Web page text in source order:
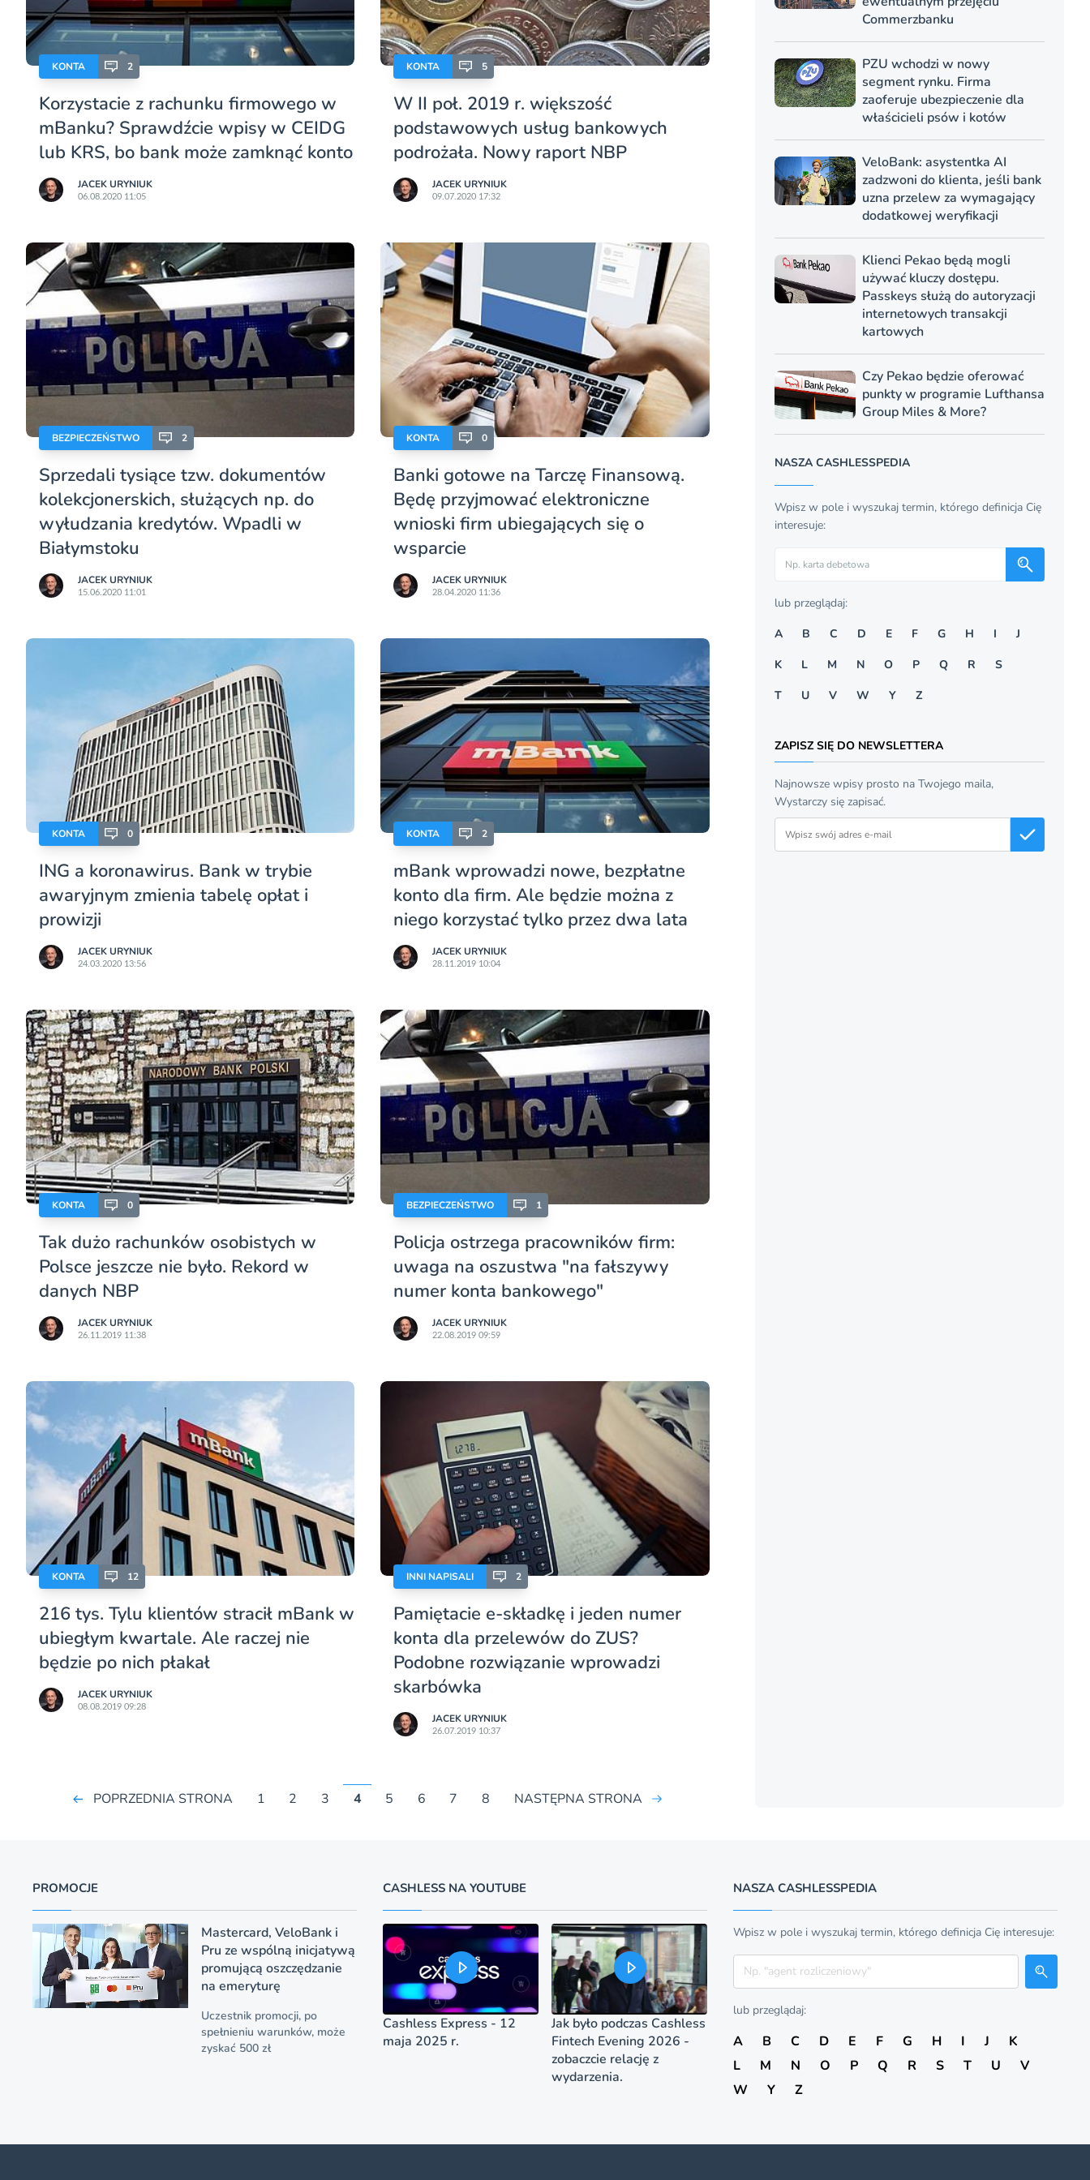
KONTA 2
Korzystacie z rachunku firmowego w
mBanku? Sprawdźcie wpisy w CEIDG
lub KRS, bo bank może zamknąć konto
JACEK URYNIUK
06.08.2020 11:05
KONTA 5
W II poł. 2019 r. większość
podstawowych usług bankowych
podrożała. Nowy raport NBP
JACEK URYNIUK
09.07.2020 17:32
BEZPIECZEŃSTWO 2
Sprzedali tysiące tzw. dokumentów
kolekcjonerskich, służących np. do
wyłudzania kredytów. Wpadli w
Białymstoku
JACEK URYNIUK
15.06.2020 11:01
KONTA 0
Banki gotowe na Tarczę Finansową.
Będę przyjmować elektroniczne
wnioski firm ubiegających się o
wsparcie
JACEK URYNIUK
28.04.2020 11:36
KONTA 0
ING a koronawirus. Bank w trybie
awaryjnym zmienia tabelę opłat i
prowizji
JACEK URYNIUK
24.03.2020 13:56
KONTA 2
mBank wprowadzi nowe, bezpłatne
konto dla firm. Ale będzie można z
niego korzystać tylko przez dwa lata
JACEK URYNIUK
28.11.2019 10:04
KONTA 0
Tak dużo rachunków osobistych w
Polsce jeszcze nie było. Rekord w
danych NBP
JACEK URYNIUK
26.11.2019 11:38
BEZPIECZEŃSTWO 1
Policja ostrzega pracowników firm:
uwaga na oszustwa "na fałszywy
numer konta bankowego"
JACEK URYNIUK
22.08.2019 09:59
KONTA 12
216 tys. Tylu klientów stracił mBank w
ubiegłym kwartale. Ale raczej nie
będzie po nich płakał
JACEK URYNIUK
08.08.2019 09:28
INNI NAPISALI 2
Pamiętacie e-składkę i jeden numer
konta dla przelewów do ZUS?
Podobne rozwiązanie wprowadzi
skarbówka
JACEK URYNIUK
26.07.2019 10:37
POPRZEDNIA STRONA 1 2 3 4 5 6 7 8 NASTĘPNA STRONA
Commerzbanku
PZU wchodzi w nowy
segment rynku. Firma
zaoferuje ubezpieczenie dla
właścicieli psów i kotów
VeloBank: asystentka AI
zadzwoni do klienta, jeśli bank
uzna przelew za wymagający
dodatkowej weryfikacji
Klienci Pekao będą mogli
używać kluczy dostępu.
Passkeys służą do autoryzacji
internetowych transakcji
kartowych
Czy Pekao będzie oferować
punkty w programie Lufthansa
Group Miles & More?
NASZA CASHLESSPEDIA
Wpisz w pole i wyszukaj termin, którego definicja Cię
interesuje:
lub przeglądaj:
A
B C D E F G H I
J
K
L M N O P Q R
S
T
U V W Y Z
ZAPISZ SIĘ DO NEWSLETTERA
Najnowsze wpisy prosto na Twojego maila,
Wystarczy się zapisać.
PROMOCJE
Mastercard, VeloBank i
Pru ze wspólną inicjatywą
promującą oszczędzanie
na emeryturę
Uczestnik promocji, po
spełnieniu warunków, może
zyskać 500 zł
CASHLESS NA YOUTUBE
Cashless Express - 12
maja 2025 r.
Jak było podczas Cashless
Fintech Evening 2026 -
zobaczcie relację z
wydarzenia.
NASZA CASHLESSPEDIA
Wpisz w pole i wyszukaj termin, którego definicja Cię interesuje:
Szukaj
lub przeglądaj:
A B C D E F G H I J
K
L
M N O P Q R S T U
V
W
Y Z